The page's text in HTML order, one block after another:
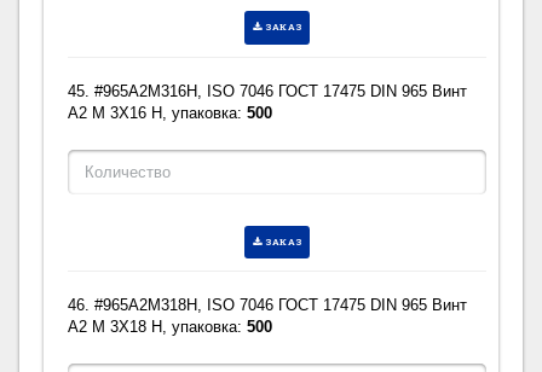
ЗАКАЗ
45. #965A2M316H, ISO 7046 ГОСТ 17475 DIN 965 Винт
A2 M 3X16 H, упаковка:500
ЗАКАЗ
46. #965A2M318H, ISO 7046 ГОСТ 17475 DIN 965 Винт
A2 M 3X18 H, упаковка:500